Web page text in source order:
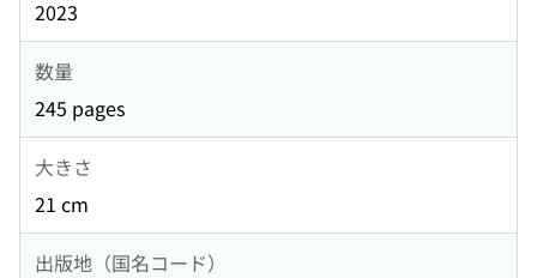
2023
数量
245 pages
大きさ
21 cm
出版地（国名コード）